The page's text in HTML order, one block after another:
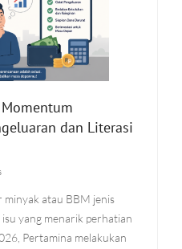
dan Literasi
minyak atau BBM jenis
yang menarik perhatian
Pertamina melakukan